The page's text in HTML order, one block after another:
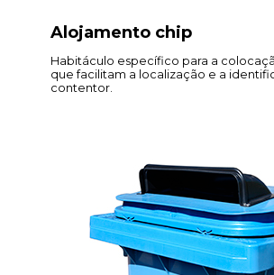
Alojamento chip
Habitáculo específico para a
que facilitam a localização e a
contentor.